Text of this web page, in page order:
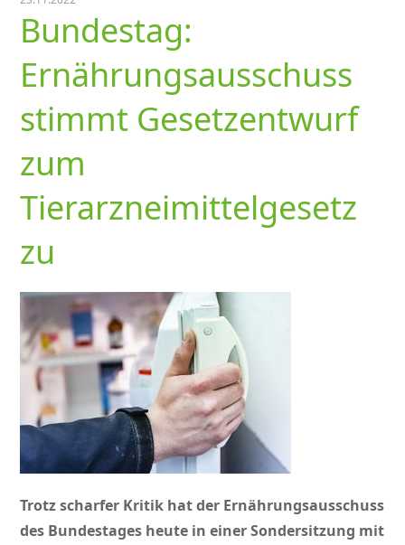
Bundestag:
Ernährungsausschuss
stimmt Gesetzentwurf
zum
Tierarzneimittelgesetz
zu
Trotz scharfer Kritik hat der Ernährungsausschuss
des Bundestages heute in einer Sondersitzung mit